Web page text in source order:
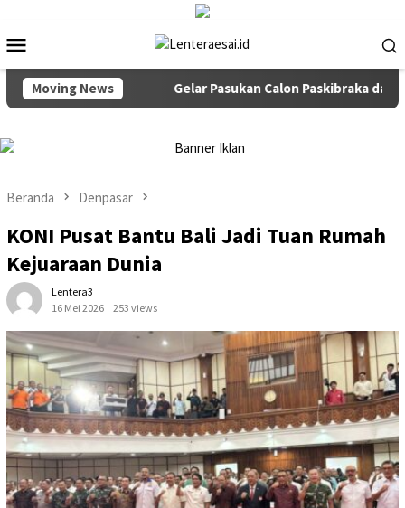
konten
Mobile
Moving News
Dialisis Gelar Pasukan Calon Paskibraka dan
Beranda Denpasar
KONI Pusat Bantu Bali Jadi Tuan Rumah
Kejuaraan Dunia
Lentera3
16 Mei 2026
253 views